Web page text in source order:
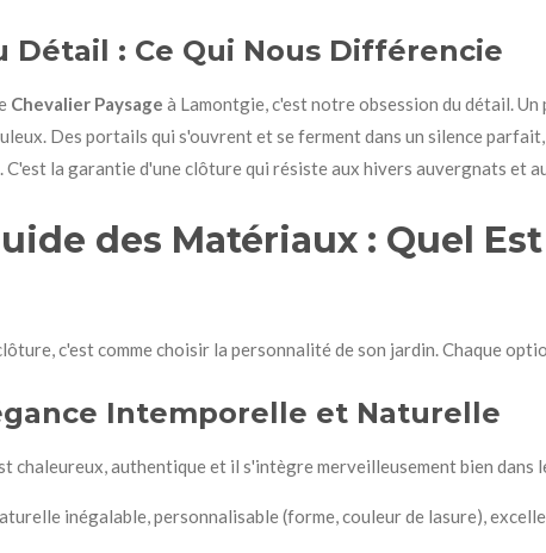
Détail : Ce Qui Nous Différencie
Chevalier Paysage à Lamontgie, c'est notre obsession du détail.
Des portails qui s'ouvrent et se ferment dans un silence
la garantie d'une clôture qui résiste aux hivers auvergnats et
des Matériaux : Quel
c'est comme choisir la personnalité de son jardin. Chaque
Intemporelle et Naturelle
chaleureux, authentique et il s'intègre merveilleusement bien
inégalable, personnalisable (forme, couleur de lasure),